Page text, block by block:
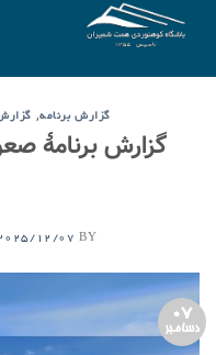
گزارش برنامه, گزارش
12/07 BY
07
دسامبر